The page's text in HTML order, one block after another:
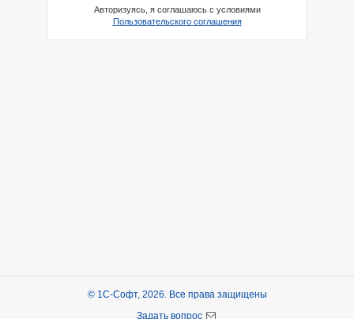
Авторизуясь, я соглашаюсь с условиями
Пользовательского соглашения
© 1С-Софт, 2026. Все права защищены
Задать вопрос